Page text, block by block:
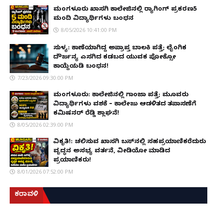
ಮಂಗಳೂರು ಖಾಸಗಿ ಕಾಲೇಜಿನಲ್ಲಿ ರ‌್ಯಾಗಿಂಗ್ ಪ್ರಕರಣ5
ಮಂದಿ ವಿದ್ಯಾರ್ಥಿಗಳು ಬಂಧನ
8/05/2026 10:41:00 PM
ಸುಳ್ಯ: ಕಾಣೆಯಾಗಿದ್ದ ಅಪ್ರಾಪ್ತ ಬಾಲಕಿ ಪತ್ತೆ; ಲೈಂಗಿಕ
ದೌರ್ಜನ್ಯ ಎಸಗಿದ ಕಡಬದ ಯುವಕ ಪೋಕ್ಸೋ
ಕಾಯ್ದೆಯಡಿ ಬಂಧನ!
7/23/2026 09:30:00 PM
ಮಂಗಳೂರು: ಕಾಲೇಜಿನಲ್ಲಿ ಗಾಂಜಾ ಪತ್ತೆ; ಮೂವರು
ವಿದ್ಯಾರ್ಥಿಗಳು ವಶಕ್ಕೆ – ಕಾಲೇಜು ಆಡಳಿತದ ತಪಾಸಣೆಗೆ
ಕಮಿಷನರ್ ರೆಡ್ಡಿ ಶ್ಲಾಘನೆ!
8/05/2026 02:39:00 PM
ವಿಕೃತಿ!: ಚಲಿಸುವ ಖಾಸಗಿ ಬಸ್‌ನಲ್ಲಿ ಸಹಪ್ರಯಾಣಿಕರೆದುರು
ವೃದ್ಧನ ಅಸಭ್ಯ ವರ್ತನೆ, ವೀಡಿಯೋ ಮಾಡಿದ
ಪ್ರಯಾಣಿಕರು!
8/01/2026 07:52:00 PM
ಕರಾವಳಿ